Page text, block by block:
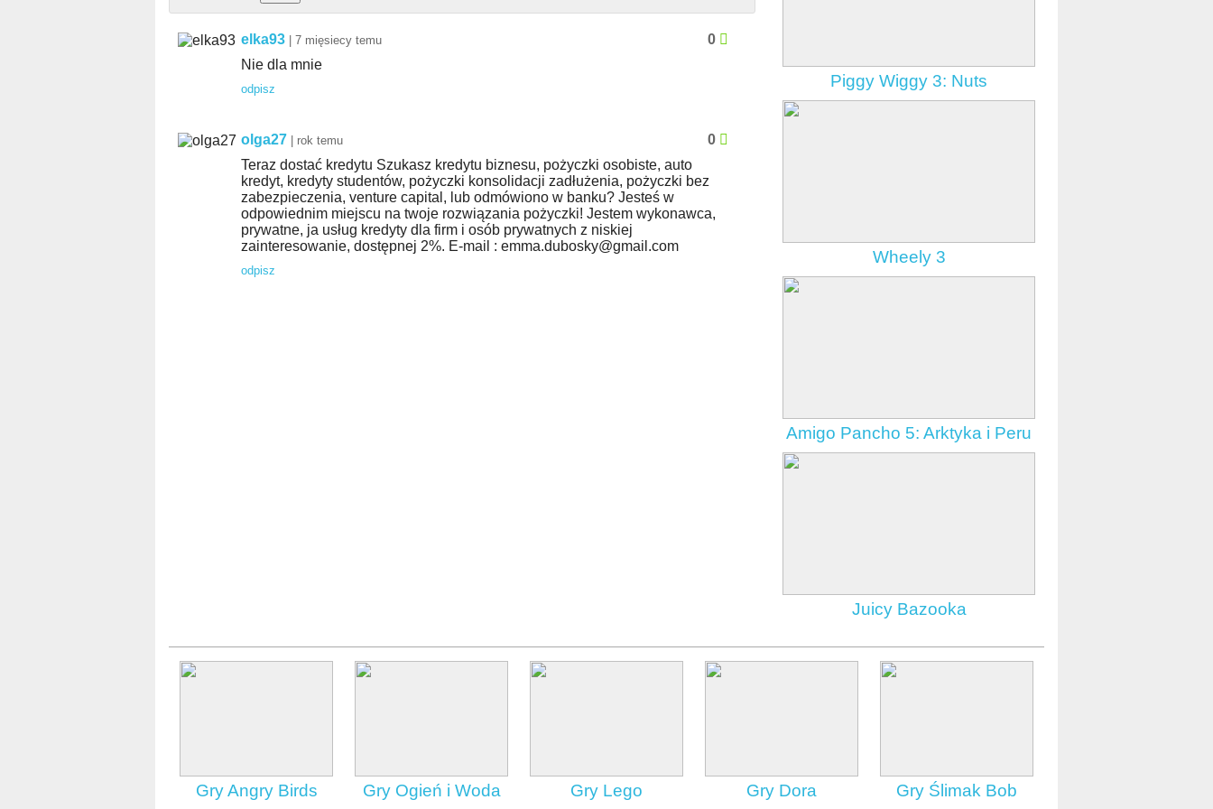
elka93 7 mięsiecy temu
0
Nie dla mnie
odpisz
olga27 rok temu
0
Teraz dostać kredytu Szukasz kredytu biznesu, pożyczki osobiste, auto
kredyt, kredyty studentów, pożyczki konsolidacji zadłużenia, pożyczki bez
zabezpieczenia, venture capital, lub odmówiono w banku? Jesteś w
odpowiednim miejscu na twoje rozwiązania pożyczki! Jestem wykonawca,
prywatne, ja usług kredyty dla firm i osób prywatnych z niskiej
zainteresowanie, dostępnej 2%. E-mail : emma.dubosky@gmail.com
odpisz
Piggy Wiggy 3: Nuts
Wheely 3
Amigo Pancho 5: Arktyka i Peru
Juicy Bazooka
Gry Angry Birds Gry Ogień i Woda Gry Lego Gry Dora Gry Ślimak Bob